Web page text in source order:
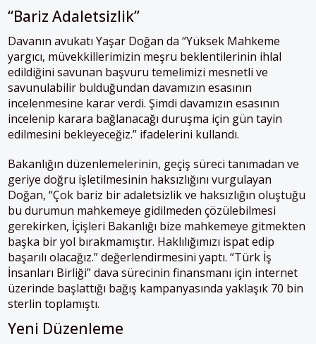
“Bariz Adaletsizlik”
Davanın avukatı Yaşar Doğan da “Yüksek Mahkeme
yargıcı, müvekkillerimizin meşru beklentilerinin ihlal
edildiğini savunan başvuru temelimizi mesnetli ve
savunulabilir bulduğundan davamızın esasının
incelenmesine karar verdi. Şimdi davamızın esasının
incelenip karara bağlanacağı duruşma için gün tayin
edilmesini bekleyeceğiz.” ifadelerini kullandı.
Bakanlığın düzenlemelerinin, geçiş süreci tanımadan ve
geriye doğru işletilmesinin haksızlığını vurgulayan
Doğan, “Çok bariz bir adaletsizlik ve haksızlığın oluştuğu
bu durumun mahkemeye gidilmeden çözülebilmesi
gerekirken, İçişleri Bakanlığı bize mahkemeye gitmekten
başka bir yol bırakmamıştır. Haklılığımızı ispat edip
başarılı olacağız.” değerlendirmesini yaptı. “Türk İş
İnsanları Birliği” dava sürecinin finansmanı için internet
üzerinde başlattığı bağış kampanyasında yaklaşık 70 bin
sterlin toplamıştı.
Yeni Düzenleme